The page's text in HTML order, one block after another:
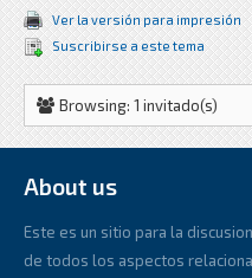
Ver la versión para impresión
Suscribirse a este tema
Browsing: 1 invitado(s)
About us
Este es un sitio para la
de todos los aspectos